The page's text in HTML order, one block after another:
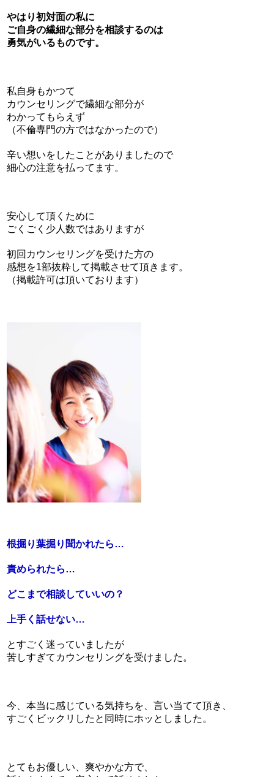
やはり初対面の私に
ご自身の繊細な部分を相談するのは
勇気がいるものです。
私自身もかつて
カウンセリングで繊細な部分が
わかってもらえず
（不倫専門の方ではなかったので）
辛い想いをしたことがありましたので
細心の注意を払ってます。
安心して頂くために
ごくごく少人数ではありますが
初回カウンセリングを受けた方の
感想を1部抜粋して掲載させて頂きます。
（掲載許可は頂いております）
根掘り葉掘り聞かれたら…
責められたら…
どこまで相談していいの？
上手く話せない…
とすごく迷っていましたが
苦しすぎてカウンセリングを受けました。
今、本当に感じている気持ちを、言い当てて頂き、
すごくビックリしたと同時にホッとしました。
とてもお優しい、爽やかな方で、